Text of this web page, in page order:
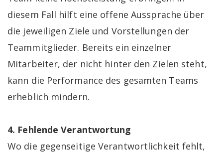
diesem Fall hilft eine offene Aussprache über
die jeweiligen Ziele und Vorstellungen der
Teammitglieder. Bereits ein einzelner
Mitarbeiter, der nicht hinter den Zielen steht,
kann die Performance des gesamten Teams
erheblich mindern.
4. Fehlende Verantwortung
Wo die gegenseitige Verantwortlichkeit fehlt,